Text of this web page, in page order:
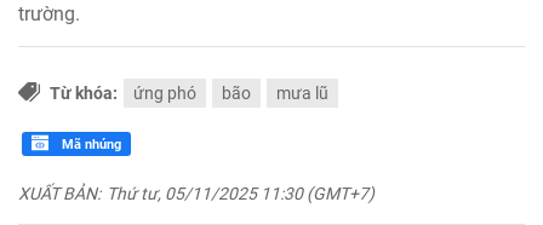
trường.
Từ khóa: ứng phó bão mưa lũ
Mã nhúng
XUẤT BẢN: Thứ tư, 05/11/2025 11:30 (GMT+7)